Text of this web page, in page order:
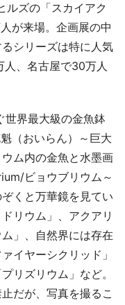
ルズの「スカイアク
が来場。企画展の中
シリーズは特に人気
人、名古屋で30万人
界最大級の金魚鉢
（おいらん）～巨大
ム内の金魚と水墨画
ビョウブリウム～
くと万華鏡を見てい
リウム」、アクアリ
」、自然界には存在
イヤーシクリッド」
リズリウム」など。
だが、写真を撮るこ